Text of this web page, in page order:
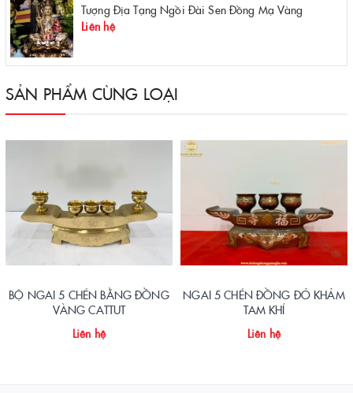
Tượng Địa Tạng Ngồi Đài Sen Đồng Mạ Vàng
Liên hệ
SẢN PHẨM CÙNG LOẠI
BỘ NGAI 5 CHÉN BẰNG ĐỒNG
VÀNG CATTUT
Liên hệ
NGAI 5 CHÉN ĐỒNG ĐỎ KHẢM
TAM KHÍ
Liên hệ